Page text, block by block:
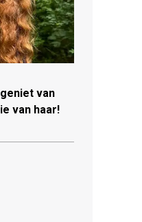
van
van haar!